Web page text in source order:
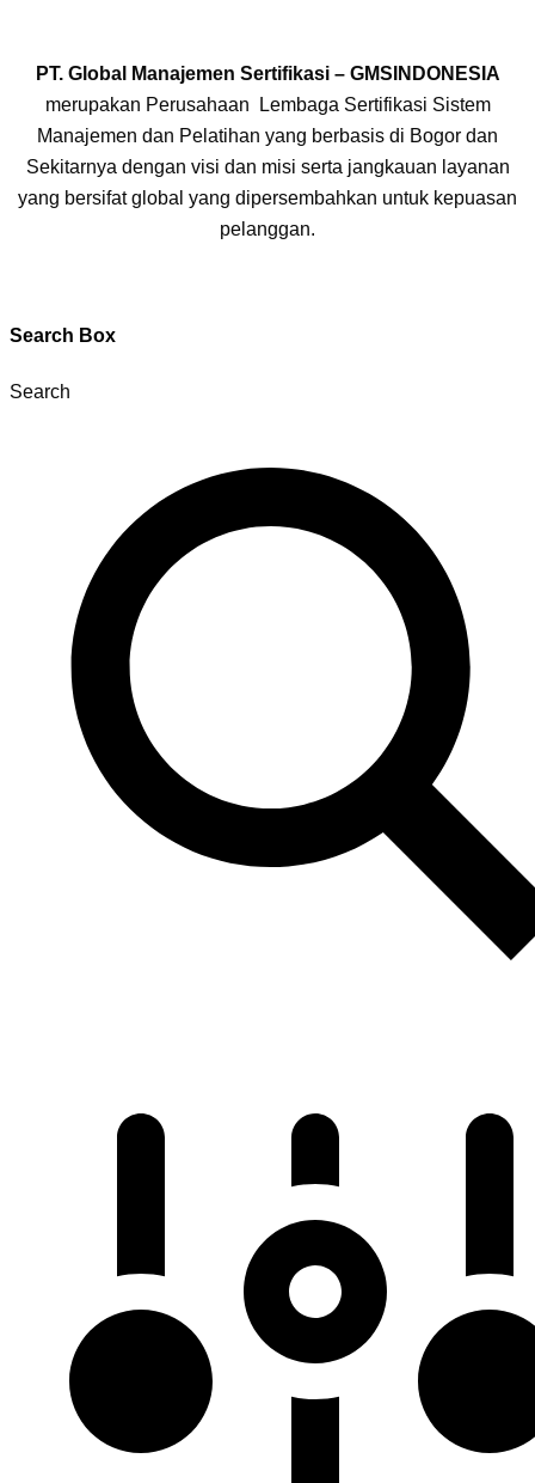
PT. Global Manajemen Sertifikasi – GMSINDONESIA
merupakan Perusahaan Lembaga Sertifikasi Sistem
Manajemen dan Pelatihan yang berbasis di Bogor dan
Sekitarnya dengan visi dan misi serta jangkauan layanan
yang bersifat global yang dipersembahkan untuk kepuasan
pelanggan.
Search Box
Search